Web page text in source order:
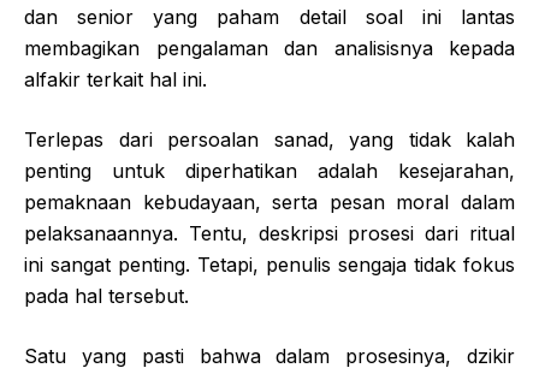
dan senior yang paham detail soal ini lantas
membagikan pengalaman dan analisisnya kepada
alfakir terkait hal ini.
Terlepas dari persoalan sanad, yang tidak kalah
penting untuk diperhatikan adalah kesejarahan,
pemaknaan kebudayaan, serta pesan moral dalam
pelaksanaannya. Tentu, deskripsi prosesi dari ritual
ini sangat penting. Tetapi, penulis sengaja tidak fokus
pada hal tersebut.
Satu yang pasti bahwa dalam prosesinya, dzikir